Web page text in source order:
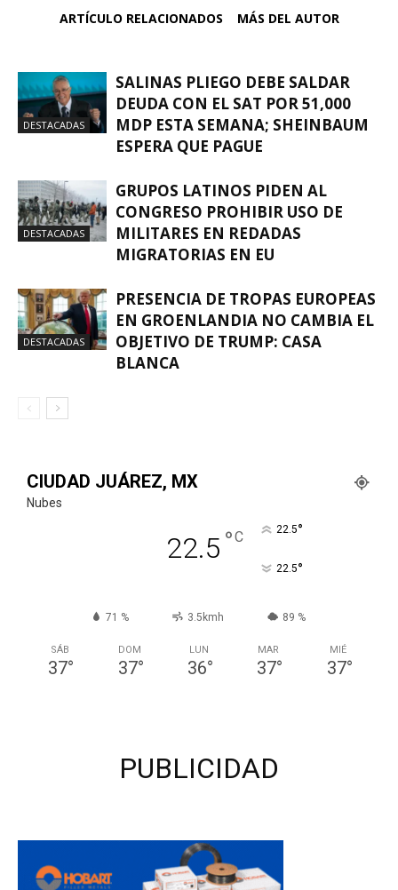
ARTÍCULO RELACIONADOS MÁS DEL AUTOR
DESTACADAS
SALINAS PLIEGO DEBE SALDAR
DEUDA CON EL SAT POR 51,000
MDP ESTA SEMANA; SHEINBAUM
ESPERA QUE PAGUE
DESTACADAS
GRUPOS LATINOS PIDEN AL
CONGRESO PROHIBIR USO DE
MILITARES EN REDADAS
MIGRATORIAS EN EU
DESTACADAS
PRESENCIA DE TROPAS EUROPEAS
EN GROENLANDIA NO CAMBIA EL
OBJETIVO DE TRUMP: CASA
BLANCA
CIUDAD JUÁREZ, MX
Nubes
22.5 °C 22.5°
22.5°
71 % 3.5kmh 89 %
SÁB
37°
DOM
37°
LUN
36°
MAR
37°
MIÉ
37°
PUBLICIDAD